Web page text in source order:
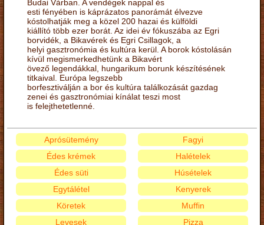
Budai Várban. A vendégek nappal és
esti fényében is káprázatos panorámát élvezve
kóstolhatják meg a közel 200 hazai és külföldi
kiállító több ezer borát. Az idei év fókuszába az Egri
borvidék, a Bikavérek és Egri Csillagok, a
helyi gasztronómia és kultúra kerül. A borok kóstolásán
kívül megismerkedhetünk a Bikavért
övező legendákkal, hungarikum borunk készítésének
titkaival. Európa legszebb
borfesztiválján a bor és kultúra találkozását gazdag
zenei és gasztronómiai kínálat teszi most
is felejthetetlenné.
Aprósütemény
Édes krémek
Édes süti
Egytálétel
Fagyi
Halételek
Húsételek
Kenyerek
Köretek
Levesek
Muffin
Pizza